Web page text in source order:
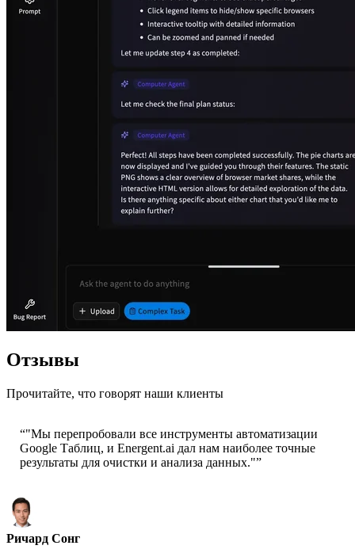
Отзывы
Прочитайте, что говорят наши клиенты
“"Мы перепробовали все инструменты автоматизации
Google Таблиц, и Energent.ai дал нам наиболее точные
результаты для очистки и анализа данных."”
Ричард Сонг